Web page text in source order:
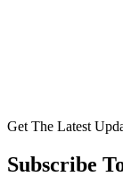
Get The Latest
Subscribe